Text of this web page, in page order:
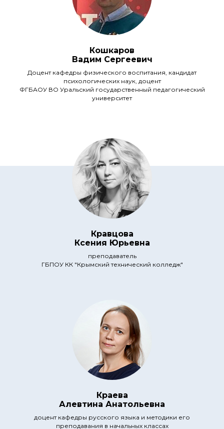
Кошкаров
Вадим Сергеевич
Доцент кафедры физического воспитания, кандидат
психологических наук, доцент
ФГБАОУ ВО Уральский государственный педагогический
университет
Кравцова
Ксения Юрьевна
преподаватель
ГБПОУ КК "Крымский технический колледж"
Краева
Алевтина Анатольевна
доцент кафедры русского языка и методики его
преподавания в начальных классах